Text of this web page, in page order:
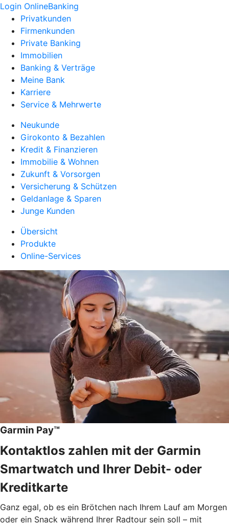
Login OnlineBanking
Privatkunden
Firmenkunden
Private Banking
Immobilien
Banking & Verträge
Meine Bank
Karriere
Service & Mehrwerte
Neukunde
Girokonto & Bezahlen
Kredit & Finanzieren
Immobilie & Wohnen
Zukunft & Vorsorgen
Versicherung & Schützen
Geldanlage & Sparen
Junge Kunden
Übersicht
Produkte
Online-Services
Garmin Pay™
Kontaktlos zahlen mit der Garmin
Smartwatch und Ihrer Debit- oder
Kreditkarte
Ganz egal, ob es ein Brötchen nach Ihrem Lauf am Morgen
oder ein Snack während Ihrer Radtour sein soll – mit